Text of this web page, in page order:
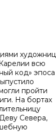
всю
код» эпоса
пройти
На бортах
Севера,